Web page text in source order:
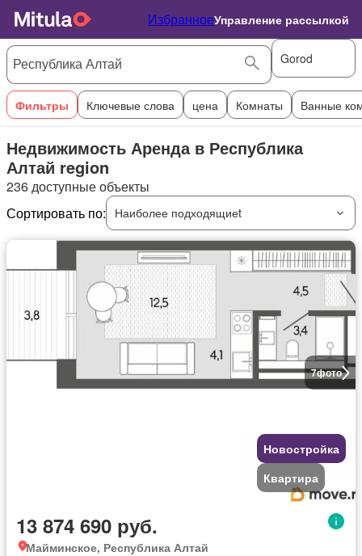
ИзбранноеУправление рассылкой
Gorod
Фильтры Ключевые слова цена Комнаты Ванные
Недвижимость Аренда в Республика
Алтай region
236 доступные объекты
Сортировать по:
Наиболее подходящиеt
7фото
Новостройка
Квартира
13 874 690 руб.
Майминское, Республика Алтай